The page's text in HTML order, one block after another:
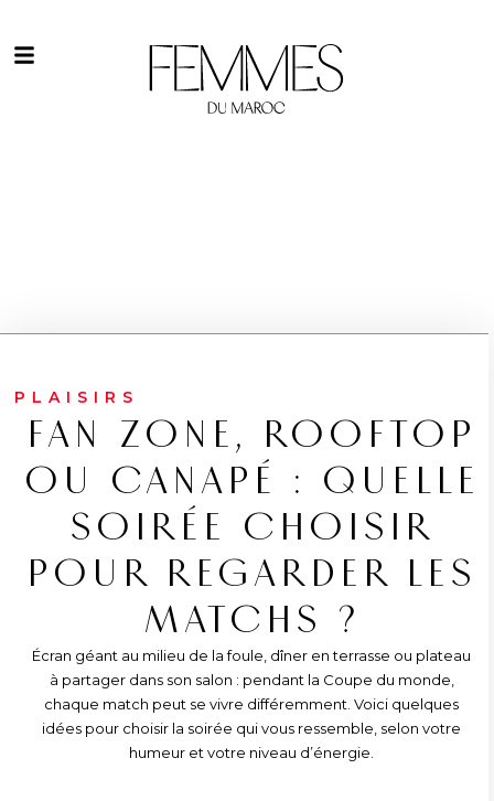
PLAISIRS
FAN ZONE, ROOFTOP
OU CANAPÉ : QUELLE
SOIRÉE CHOISIR
POUR REGARDER LES
MATCHS ?
Écran géant au milieu de la foule, dîner en terrasse ou plateau
à partager dans son salon : pendant la Coupe du monde,
chaque match peut se vivre différemment. Voici quelques
idées pour choisir la soirée qui vous ressemble, selon votre
humeur et votre niveau d’énergie.